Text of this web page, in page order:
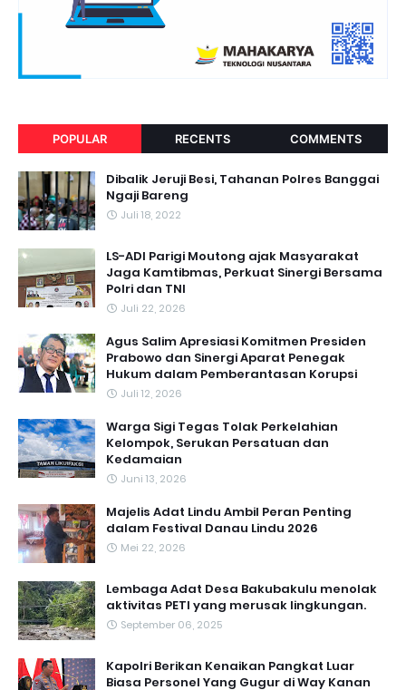
POPULAR RECENTS COMMENTS
Dibalik Jeruji Besi, Tahanan Polres Banggai
Ngaji Bareng
Juli 18, 2022
LS-ADI Parigi Moutong ajak Masyarakat
Jaga Kamtibmas, Perkuat Sinergi Bersama
Polri dan TNI
Juli 22, 2026
Agus Salim Apresiasi Komitmen Presiden
Prabowo dan Sinergi Aparat Penegak
Hukum dalam Pemberantasan Korupsi
Juli 12, 2026
Warga Sigi Tegas Tolak Perkelahian
Kelompok, Serukan Persatuan dan
Kedamaian
Juni 13, 2026
Majelis Adat Lindu Ambil Peran Penting
dalam Festival Danau Lindu 2026
Mei 22, 2026
Lembaga Adat Desa Bakubakulu menolak
aktivitas PETI yang merusak lingkungan.
September 06, 2025
Kapolri Berikan Kenaikan Pangkat Luar
Biasa Personel Yang Gugur di Way Kanan